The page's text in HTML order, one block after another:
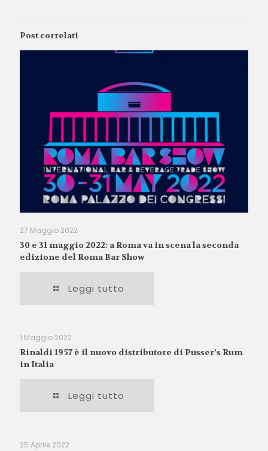
Post correlati
27 Maggio 2022
30 e 31 maggio 2022: a Roma va in scena la seconda
edizione del Roma Bar Show
Leggi tutto
1 Maggio 2022
Rinaldi 1957 è il nuovo distributore di Pusser’s Rum
in Italia
Leggi tutto
25 Aprile 2022